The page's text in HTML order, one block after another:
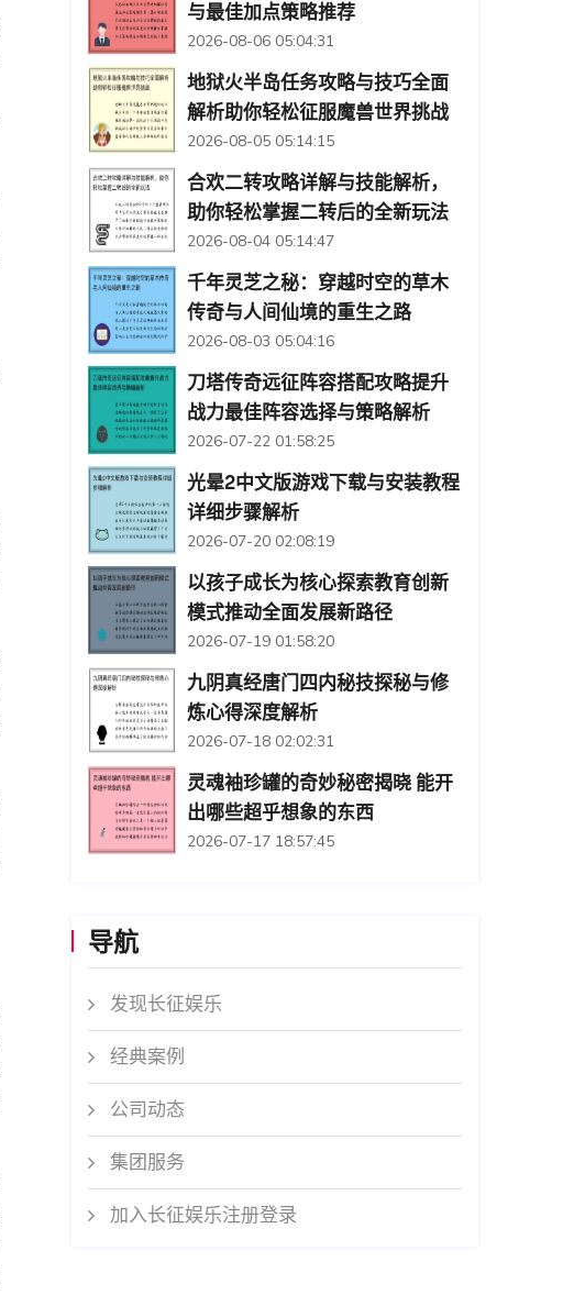
与最佳加点策略推荐
2026-08-06 05:04:31
地狱火半岛任务攻略与技巧全面
解析助你轻松征服魔兽世界挑战
2026-08-05 05:14:15
合欢二转攻略详解与技能解析，
助你轻松掌握二转后的全新玩法
2026-08-04 05:14:47
千年灵芝之秘：穿越时空的草木
传奇与人间仙境的重生之路
2026-08-03 05:04:16
刀塔传奇远征阵容搭配攻略提升
战力最佳阵容选择与策略解析
2026-07-22 01:58:25
光晕2中文版游戏下载与安装教程
详细步骤解析
2026-07-20 02:08:19
以孩子成长为核心探索教育创新
模式推动全面发展新路径
2026-07-19 01:58:20
九阴真经唐门四内秘技探秘与修
炼心得深度解析
2026-07-18 02:02:31
灵魂袖珍罐的奇妙秘密揭晓 能开
出哪些超乎想象的东西
2026-07-17 18:57:45
导航
发现长征娱乐
经典案例
公司动态
集团服务
加入长征娱乐注册登录